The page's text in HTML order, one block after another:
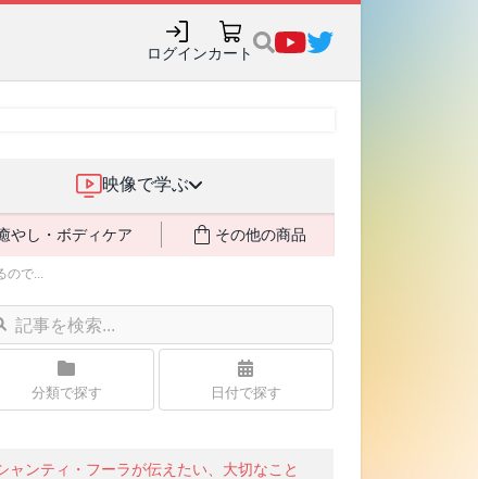
ログインカート
映像で学ぶ
やし・ボディケア その他の商品
ので...
分類で探す 日付で探す
ャンティ・フーラが伝えたい、大切なこと